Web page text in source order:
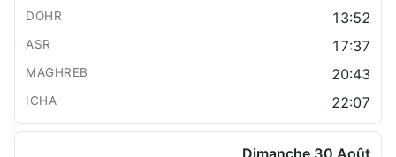
13:52
17:37
20:43
22:07
Dimanche 30 Août